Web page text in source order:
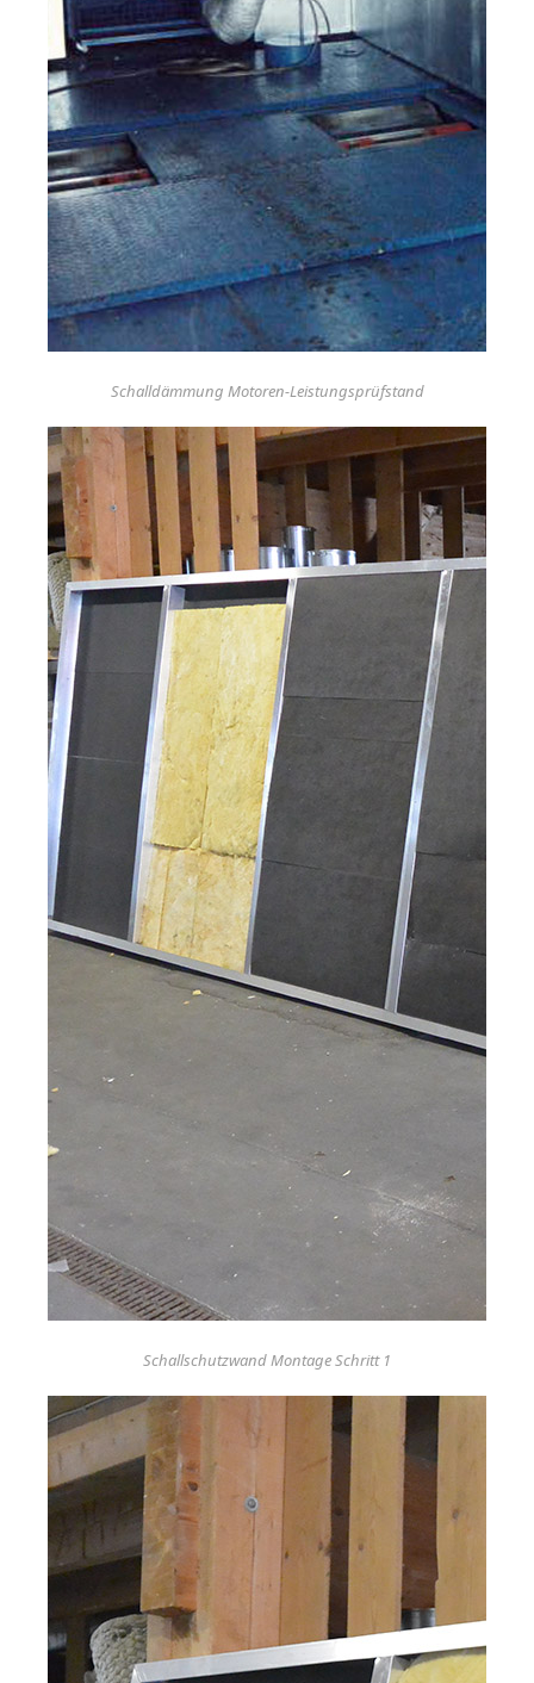
Schalldämmung Motoren-Leistungsprüfstand
Schallschutzwand Montage Schritt 1